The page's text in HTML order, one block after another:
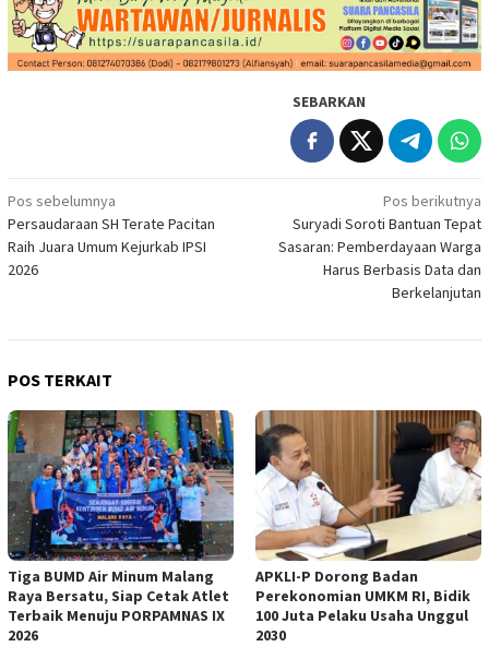
SEBARKAN
Navigasi
pos
Pos sebelumnya
Persaudaraan SH Terate Pacitan
Raih Juara Umum Kejurkab IPSI
2026
Pos berikutnya
Suryadi Soroti Bantuan Tepat
Sasaran: Pemberdayaan Warga
Harus Berbasis Data dan
Berkelanjutan
POS TERKAIT
Tiga BUMD Air Minum Malang
Raya Bersatu, Siap Cetak Atlet
Terbaik Menuju PORPAMNAS IX
2026
APKLI-P Dorong Badan
Perekonomian UMKM RI, Bidik
100 Juta Pelaku Usaha Unggul
2030